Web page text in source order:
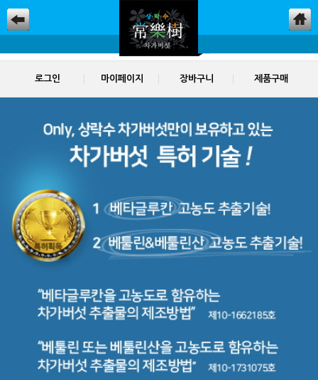
로그인 마이페이지 장바구니 제품구매